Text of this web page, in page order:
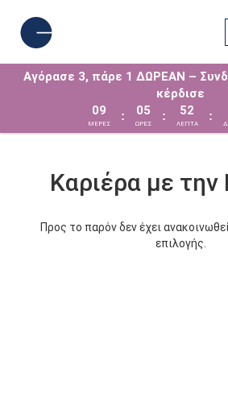
Αγόρασε 3, πάρε 1 ΔΩΡΕΑΝ –
κέρδισε
09
ΜΈΡΕΣ
: 05
ΩΡΕΣ
: 52
ΛΕΠΤΑ
:
Καριέρα με την
Προς το παρόν δεν έχει
επιλογής.